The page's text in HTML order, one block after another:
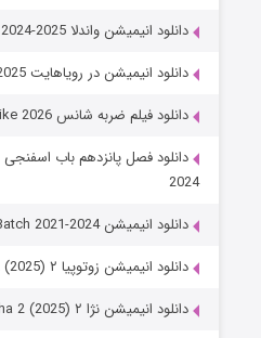
دانلود انیمیشن واندلا WondLa 2024-2025
دانلود انیمیشن در رویاهایت In Your Dreams 2025
دانلود فیلم ضربه شانس Lucky Strike 2026
2024
دانلود انیمیشن Star Wars: The Bad Batch 2021-2024
دانلود انیمیشن زوتوپیا ۲ Zootopia 2 (2025)
دانلود انیمیشن نژا ۲ Ne Zha 2 (2025)